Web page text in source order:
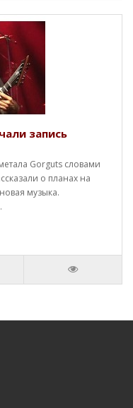
запись
Gorguts словами
о планах на
музыка.